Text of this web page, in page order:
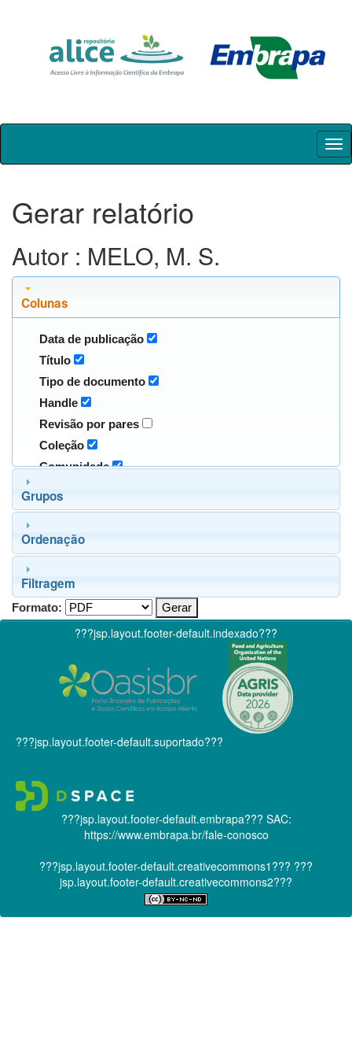
Skip
Gerar relatório
Autor : MELO, M. S.
Colunas
Data de publicação
Título
Tipo de documento
Handle
Revisão por pares
Coleção
Comunidade
Grupos
Ordenação
Filtragem
Formato:
???jsp.layout.footer-default.indexado???
???jsp.layout.footer-default.suportado???
???jsp.layout.footer-default.embrapa??? SAC:
https://www.embrapa.br/fale-conosco
???jsp.layout.footer-default.creativecommons1??? ???
jsp.layout.footer-default.creativecommons2???